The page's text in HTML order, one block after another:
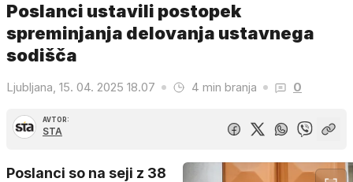
Poslanci ustavili postopek
spreminjanja delovanja ustavnega
sodišča
Ljubljana, 15. 04. 2025 18.07 4 min branja 0
AVTOR:
STA
Poslanci so na seji z 38